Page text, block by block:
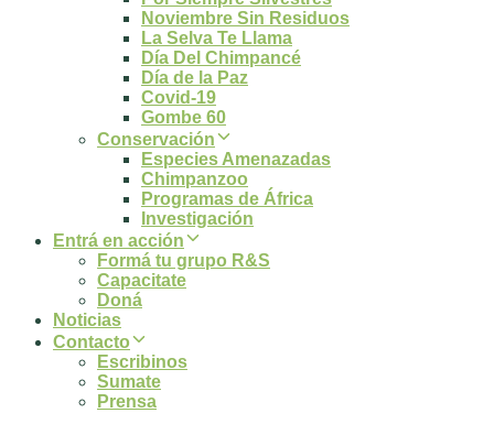
Noviembre Sin Residuos
La Selva Te Llama
Día Del Chimpancé
Día de la Paz
Covid-19
Gombe 60
Conservación
Especies Amenazadas
Chimpanzoo
Programas de África
Investigación
Entrá en acción
Formá tu grupo R&S
Capacitate
Doná
Noticias
Contacto
Escribinos
Sumate
Prensa